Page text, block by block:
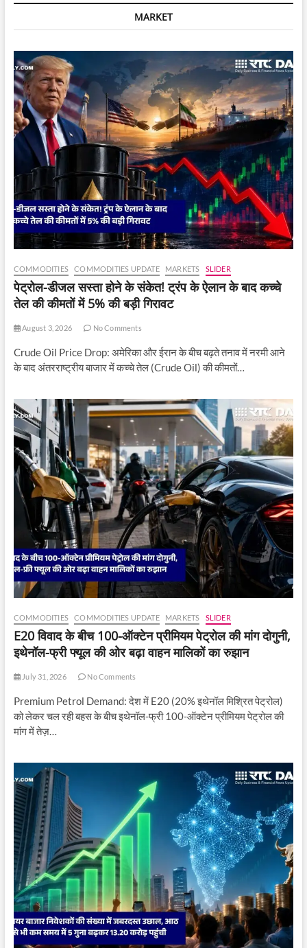
नया
लागू
जाएगा।
MARKET
COMMODITIES COMMODITIES UPDATE MARKETS SLIDER
पेट्रोल-डीजल सस्ता होने के संकेत! ट्रंप के ऐलान के बाद कच्चे
तेल की कीमतों में 5% की बड़ी गिरावट
August 3, 2026 No Comments
Crude Oil Price Drop: अमेरिका और ईरान के बीच बढ़ते तनाव में नरमी आने
के बाद अंतरराष्ट्रीय बाजार में कच्चे तेल (Crude Oil) की कीमतों…
COMMODITIES COMMODITIES UPDATE MARKETS SLIDER
E20 विवाद के बीच 100-ऑक्टेन प्रीमियम पेट्रोल की मांग दोगुनी,
इथेनॉल-फ्री फ्यूल की ओर बढ़ा वाहन मालिकों का रुझान
July 31, 2026 No Comments
Premium Petrol Demand: देश में E20 (20% इथेनॉल मिश्रित पेट्रोल)
को लेकर चल रही बहस के बीच इथेनॉल-फ्री 100-ऑक्टेन प्रीमियम पेट्रोल की
मांग में तेज़…